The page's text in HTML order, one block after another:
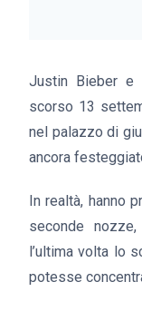
Justin Bieber e
scorso 13
nel palazzo di
ancora
In realtà, hanno
seconde
l’ultima volta lo
potesse